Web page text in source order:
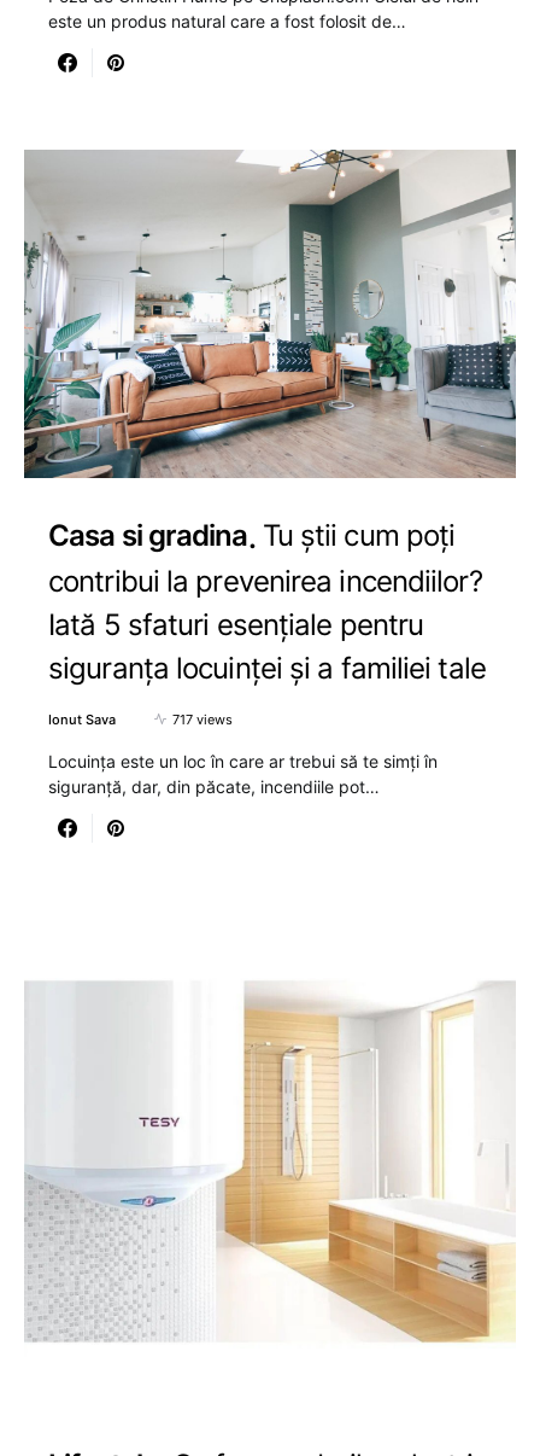
este un produs natural care a fost folosit de…
Casa si gradina Tu știi cum poți
contribui la prevenirea incendiilor?
Iată 5 sfaturi esențiale pentru
siguranța locuinței și a familiei tale
Ionut Sava 717 views
Locuința este un loc în care ar trebui să te simți în
siguranță, dar, din păcate, incendiile pot…